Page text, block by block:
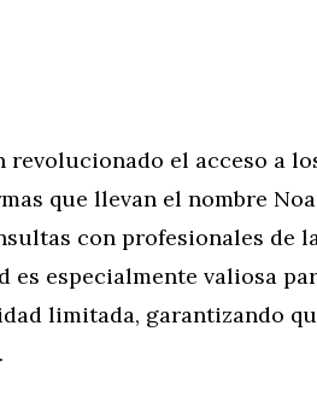
el acceso a
que llevan el nombre
con profesionales de
es especialmente valiosa
limitada, garantizando